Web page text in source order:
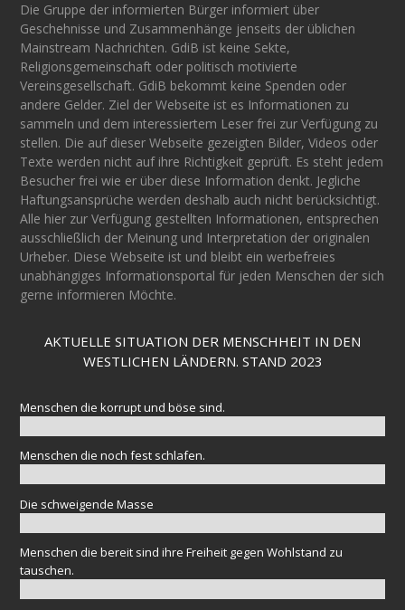
Die Gruppe der informierten Bürger informiert über
Geschehnisse und Zusammenhänge jenseits der üblichen
Mainstream Nachrichten. GdiB ist keine Sekte,
Religionsgemeinschaft oder politisch motivierte
Vereinsgesellschaft. GdiB bekommt keine Spenden oder
andere Gelder. Ziel der Webseite ist es Informationen zu
sammeln und dem interessiertem Leser frei zur Verfügung zu
stellen. Die auf dieser Webseite gezeigten Bilder, Videos oder
Texte werden nicht auf ihre Richtigkeit geprüft. Es steht jedem
Besucher frei wie er über diese Information denkt. Jegliche
Haftungsansprüche werden deshalb auch nicht berücksichtigt.
Alle hier zur Verfügung gestellten Informationen, entsprechen
ausschließlich der Meinung und Interpretation der originalen
Urheber. Diese Webseite ist und bleibt ein werbefreies
unabhängiges Informationsportal für jeden Menschen der sich
gerne informieren Möchte.
AKTUELLE SITUATION DER MENSCHHEIT IN DEN
WESTLICHEN LÄNDERN. STAND 2023
Menschen die korrupt und böse sind.
Menschen die noch fest schlafen.
Die schweigende Masse
Menschen die bereit sind ihre Freiheit gegen Wohlstand zu
tauschen.